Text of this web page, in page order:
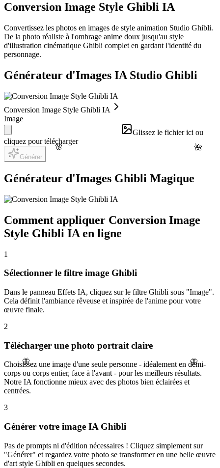
🦋
🌸
🦋
🌺
Conversion Image Style Ghibli IA
Convertissez les photos en images de style animation Studio Ghibli.
De la photo réaliste à l'ombrage anime doux jusqu'au style
d'illustration cinématique Ghibli complet en gardant l'identité du
personnage.
Générateur d'Images IA Studio Ghibli
Conversion Image Style Ghibli IA
Image
Glissez le fichier ici ou
cliquez pour télécharger
Générer
Générateur d'Images Ghibli Magique
Comment appliquer Conversion Image
Style Ghibli IA en ligne
1
Sélectionner le filtre image Ghibli
Dans le panneau Effets IA, cliquez sur le filtre Ghibli sous "Image".
Cela définit l'ambiance rêveuse et inspirée de l'anime pour votre
œuvre finale.
2
Télécharger une photo portrait claire
Choisissez une image d'une seule personne - idéalement en demi-
corps ou corps entier, face à l'avant - pour les meilleurs résultats.
Notre IA fonctionne mieux avec des photos bien éclairées et
centrées.
3
Générer votre image IA Ghibli
Pas de prompts ni d'édition nécessaires ! Cliquez simplement sur
"Générer" et regardez votre photo se transformer en une belle œuvre
d'art style Ghibli en quelques secondes.